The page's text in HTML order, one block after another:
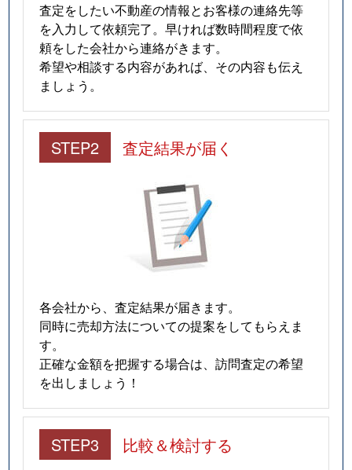
査定をしたい不動産の情報とお客様の連絡先等
を入力して依頼完了。早ければ数時間程度で依
頼をした会社から連絡がきます。
希望や相談する内容があれば、その内容も伝え
ましょう。
STEP2 査定結果が届く
各会社から、査定結果が届きます。
同時に売却方法についての提案をしてもらえま
す。
正確な金額を把握する場合は、訪問査定の希望
を出しましょう！
STEP3 比較＆検討する